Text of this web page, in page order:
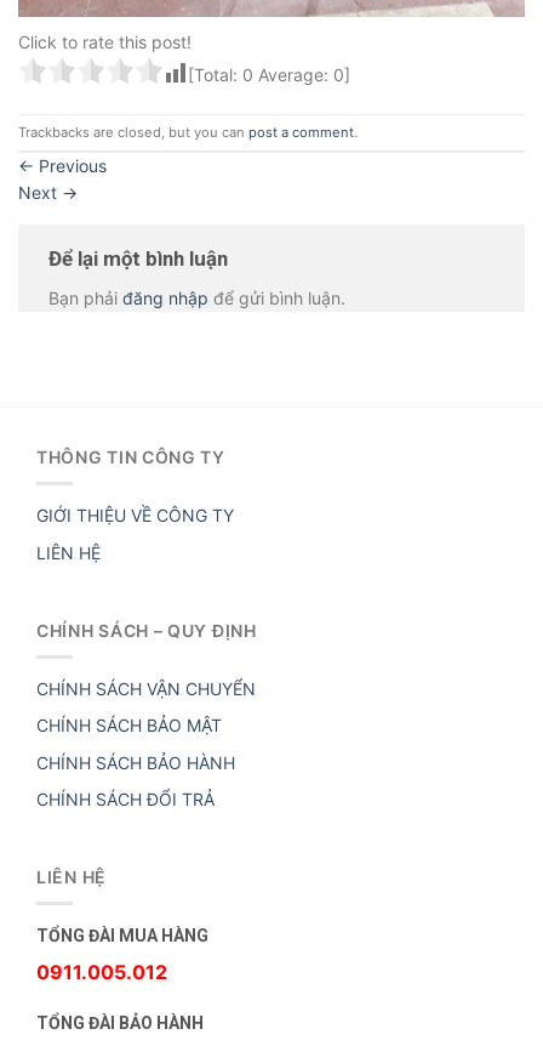
Click to rate this post!
[Total: 0 Average: 0]
Trackbacks are closed, but you can post a comment.
← Previous
Next →
Để lại một bình luận
Bạn phải đăng nhập để gửi bình luận.
THÔNG TIN CÔNG TY
GIỚI THIỆU VỀ CÔNG TY
LIÊN HỆ
CHÍNH SÁCH – QUY ĐỊNH
CHÍNH SÁCH VẬN CHUYỂN
CHÍNH SÁCH BẢO MẬT
CHÍNH SÁCH BẢO HÀNH
CHÍNH SÁCH ĐỔI TRẢ
LIÊN HỆ
TỔNG ĐÀI MUA HÀNG
0911.005.012
TỔNG ĐÀI BẢO HÀNH